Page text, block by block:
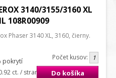
Počet kusov:
Do košíka
3140/3155/3160 XL
108R00909
Phaser 3140 XL, 3160, čierny.
pokrytí
ct. / strana A4